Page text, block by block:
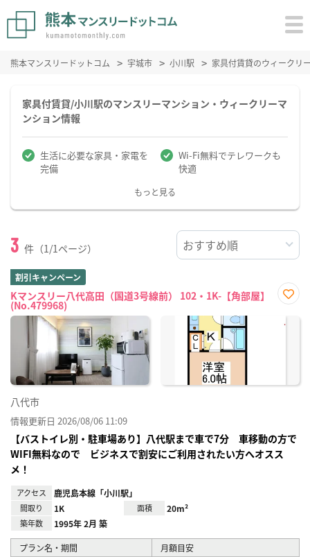
熊本マンスリードットコム 宇城市 小川駅 家具付賃貸のウィークリ
家具付賃貸/小川駅のマンスリーマンション・ウィークリーマ
ンション情報
生活に必要な家具・家電を
完備
Wi-Fi無料でテレワークも
快適
もっと見る
3 件（1/1ページ）
割引キャンペーン
Kマンスリー八代高田（国道3号線前） 102・1K-【角部屋】
(No.479968)
に入
り登
八代市
情報更新日 2026/08/06 11:09
【バストイレ別・駐車場あり】八代駅まで車で7分 車移動の方で
WIFI無料なので ビジネスで割安にご利用されたい方へオスス
メ！
アクセス 鹿児島本線「小川駅」
間取り 1K 面積 20m²
築年数 1995年 2月 築
プラン名・期間 月額目安